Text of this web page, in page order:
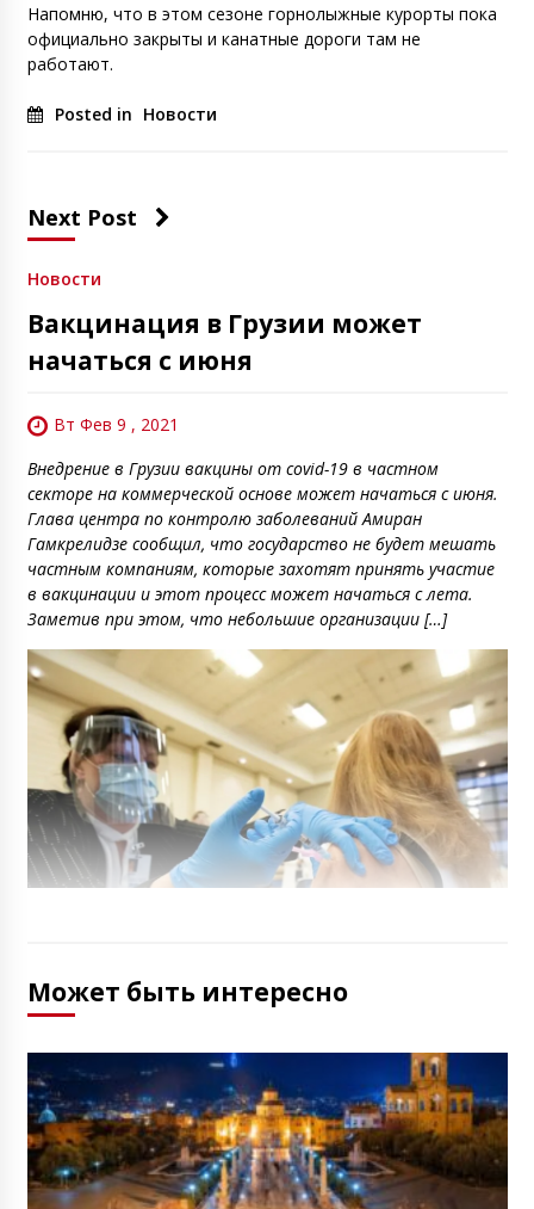
Напомню, что в этом сезоне горнолыжные курорты пока
официально закрыты и канатные дороги там не
работают.
Posted in Новости
Next Post
Новости
Вакцинация в Грузии может
начаться с июня
Вт Фев 9 , 2021
Внедрение в Грузии вакцины от covid-19 в частном
секторе на коммерческой основе может начаться с июня.
Глава центра по контролю заболеваний Амиран
Гамкрелидзе сообщил, что государство не будет мешать
частным компаниям, которые захотят принять участие
в вакцинации и этот процесс может начаться с лета.
Заметив при этом, что небольшие организации […]
Может быть интересно